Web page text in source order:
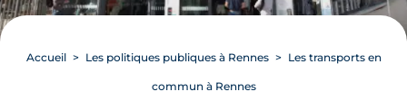
Accueil Les politiques publiques à Rennes Les transports en
commun à Rennes